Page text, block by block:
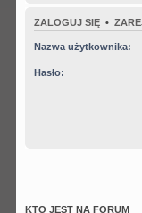
ZALOGUJ SIĘ •
Nazwa użytkownika:
Hasło:
KTO JEST NA FORUM